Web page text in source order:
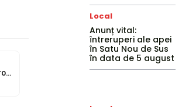
Poliția avertizează maramureșenii. Atenție la escrocii care folosesc identitatea unor persoane cunoscute...
Local
Anunț vital:
întreruperi ale apei
în Satu Nou de Sus
în data de 5 august